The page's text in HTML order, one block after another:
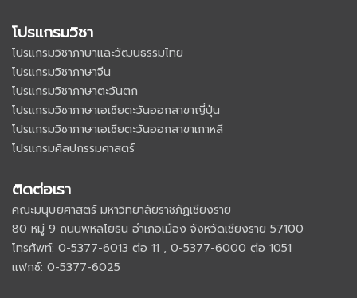
โปรแกรมวิชา
โปรแกรมวิชาภาษาและวัฒนธรรมไทย
โปรแกรมวิชาภาษาจีน
โปรแกรมวิชาภาษาตะวันตก
โปรแกรมวิชาภาษาเอเชียตะวันออกสาขาญี่ปุ่น
โปรแกรมวิชาภาษาเอเชียตะวันออกสาขาเกาหลี
โปรแกรมศิลปกรรมศาสตร์
ติดต่อเรา
คณะมนุษยศาสตร์ มหาวิทยาลัยราชภัฏเชียงราย
80 หมู่ 9 ถนนพหลโยธิน อำเภอเมือง จังหวัดเชียงราย 57100
โทรศัพท์: 0-5377-6013 ต่อ 11 , 0-5377-6000 ต่อ 1051
แฟกซ์: 0-5377-6025